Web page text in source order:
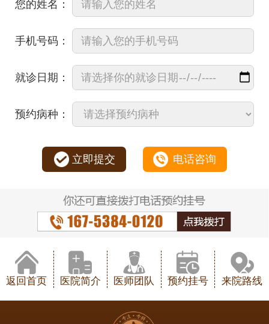
您的姓名：
手机号码：
就诊日期：
预约病种：
立即提交 电话咨询
返回首页 医院简介 医师团队 预约挂号 来院路线